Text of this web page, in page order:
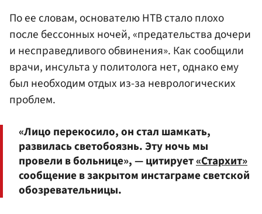
По ее словам, основателю НТВ стало плохо
после бессонных ночей, «предательства дочери
и несправедливого обвинения». Как сообщили
врачи, инсульта у политолога нет, однако ему
был необходим отдых из-за неврологических
проблем.
«Лицо перекосило, он стал шамкать,
развилась светобоязнь. Эту ночь мы
провели в больнице», — цитирует«Стархит»
сообщение в закрытом инстаграме светской
обозревательницы.